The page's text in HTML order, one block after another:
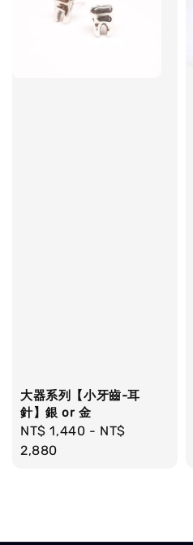
大器系列【小牙齒-耳
針】銀 or 金
Regular
price
NT$ 1,440 - NT$
2,880